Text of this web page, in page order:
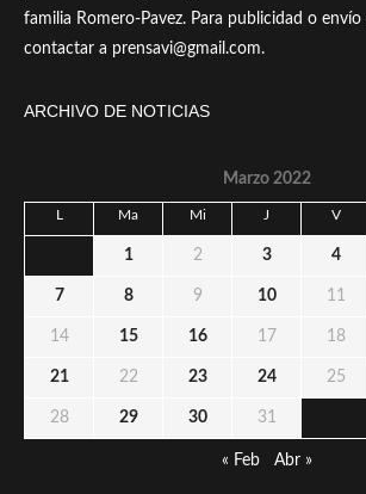
familia Romero-Pavez. Para publicidad o
contactar a prensavi@gmail.com.
ARCHIVO DE NOTICIAS
Marzo 2022
L Ma Mi J V
1 2 3 4
7 8 9 10 11
14 15 16 17 18
21 22 23 24 25
28 29 30 31
« Feb Abr »